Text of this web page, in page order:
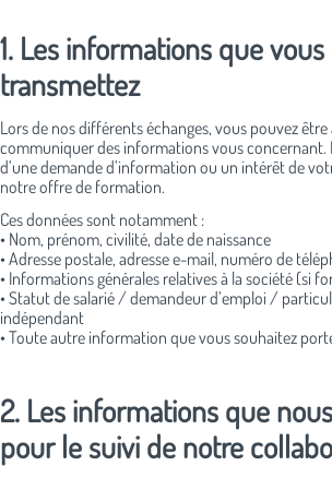
1. Les informations que
transmettez
Lors de nos différents échanges, vous pouvez
communiquer des informations vous concernant.
d’une demande d’information ou un intérêt de
notre offre de formation.
Ces données sont notamment :
• Nom, prénom, civilité, date de naissance
• Adresse postale, adresse e-mail, numéro de
• Informations générales relatives à la société (si
• Statut de salarié / demandeur d’emploi /
indépendant
• Toute autre information que vous souhaitez
2. Les informations que
pour le suivi de notre